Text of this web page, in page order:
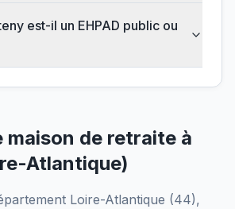
est-il un EHPAD public ou
maison de retraite à
Atlantique)
Loire-Atlantique (44),